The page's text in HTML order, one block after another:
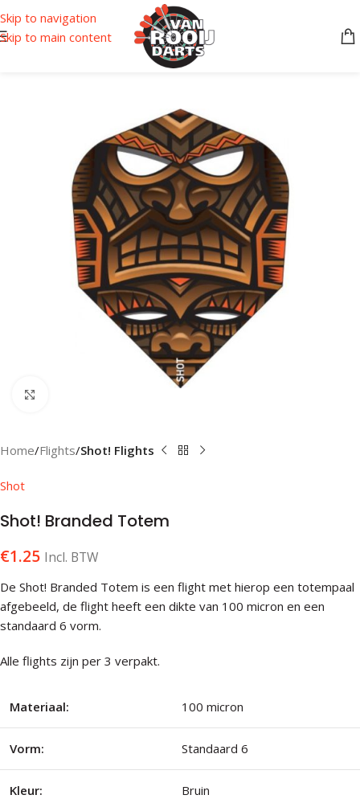
Skip to navigation
Skip to main content
Home Flights Shot! Flights
Shot
Shot! Branded Totem
€1.25 Incl. BTW
De Shot! Branded Totem is een flight met hierop een totempaal
afgebeeld, de flight heeft een dikte van 100 micron en een
standaard 6 vorm.
Alle flights zijn per 3 verpakt.
Materiaal: 100 micron
Vorm: Standaard 6
Kleur: Bruin